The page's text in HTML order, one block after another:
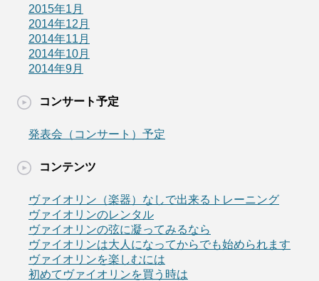
2015年1月
2014年12月
2014年11月
2014年10月
2014年9月
コンサート予定
発表会（コンサート）予定
コンテンツ
ヴァイオリン（楽器）なしで出来るトレーニング
ヴァイオリンのレンタル
ヴァイオリンの弦に凝ってみるなら
ヴァイオリンは大人になってからでも始められます
ヴァイオリンを楽しむには
初めてヴァイオリンを買う時は